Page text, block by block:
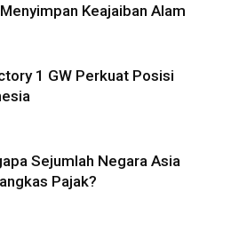
Keajaiban Alam
1 GW Perkuat Posisi
Sejumlah Negara Asia
Pajak?